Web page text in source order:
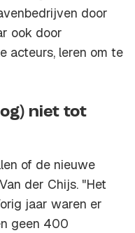
door
ook door
acteurs, leren om te
niet tot
of de nieuwe
der Chijs. "Het
jaar waren er
geen 400